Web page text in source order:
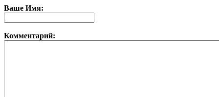
Ваше Имя:
Комментарий: